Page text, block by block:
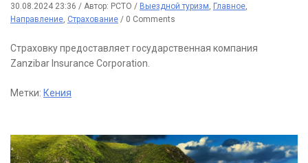
30.08.2024 23:36 / Автор: РСТО / Выездной туризм, Главное,
Направление, Страхование / 0 Comments
Страховку предоставляет государственная компания
Zanzibar Insurance Corporation.
Метки: Кения